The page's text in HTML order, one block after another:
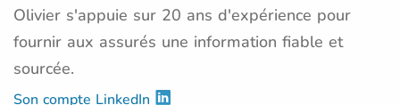
Olivier s'appuie sur 20 ans d'expérience pour
fournir aux assurés une information fiable et
sourcée.
Son compte LinkedIn